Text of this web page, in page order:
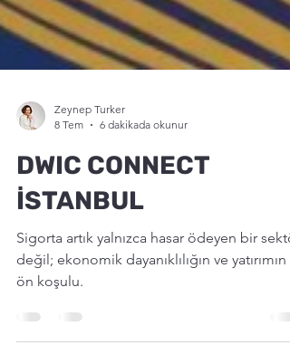
Zeynep Turker
8 Tem
6 dakikada okunur
DWIC CONNECT
İSTANBUL
Sigorta artık yalnızca hasar ödeyen bir
değil; ekonomik dayanıklılığın ve yatırımın